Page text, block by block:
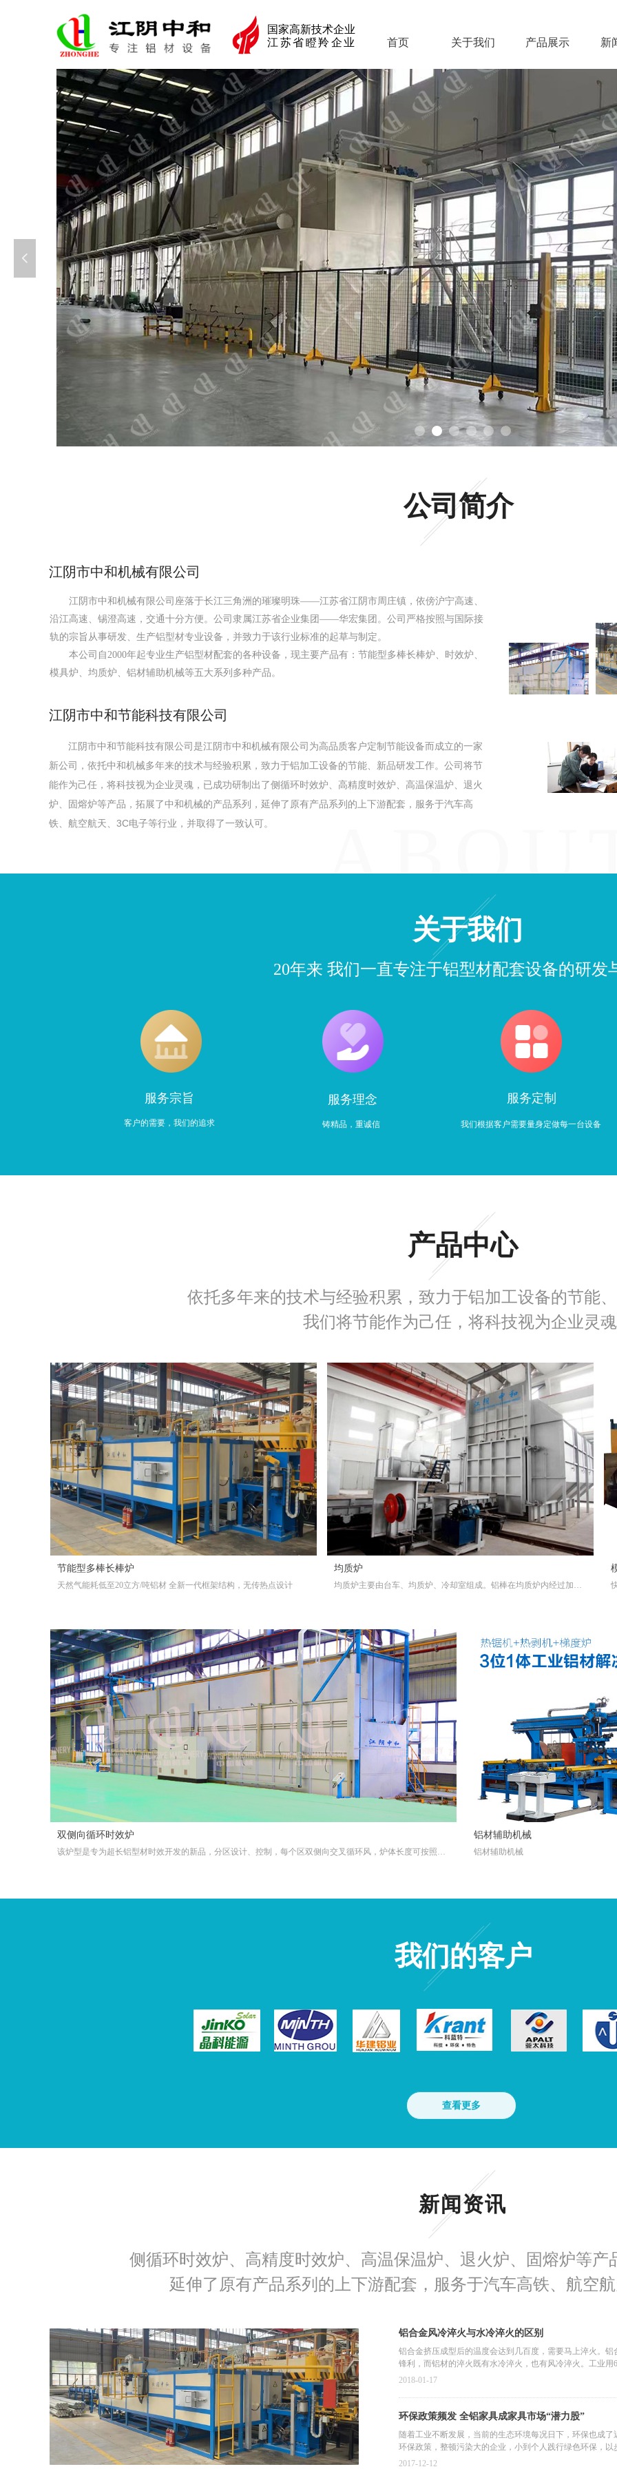
넳
首页 关于我们 产品展示 新
国家高新技术企业
江苏省瞪羚企业
江阴市中和机械有限公司座落于长江三角洲的璀璨明珠——江苏省江阴市周庄镇，依傍沪宁高速、
沿江高速、锡澄高速，交通十分方便。公司隶属江苏省企业集团——华宏集团。公司严格按照与国际接
轨的宗旨从事研发、生产铝型材专业设备，并致力于该行业标准的起草与制定。
本公司自2000年起专业生产铝型材配套的各种设备，现主要产品有：节能型多棒长棒炉、时效炉、
模具炉、均质炉、铝材辅助机械等五大系列多种产品。
江阴市中和机械有限公司
产品中心
关于我们
20年来 我们一直专注于铝型材配套设备的研发
服务宗旨 服务定制
客户的需要，我们的追求 铸精品，重诚信 我们根据客户需要量身定做每一台设备
服务理念
依托多年来的技术与经验积累，致力于铝加工设备的节能
我们将节能作为己任，将科技视为企业灵魂
公司简介
新闻资讯
侧循环时效炉、高精度时效炉、高温保温炉、退火炉、固熔炉等产
延伸了原有产品系列的上下游配套，服务于汽车高铁、航空
铝合金风冷淬火与水冷淬火的区别
铝合金挤压成型后的温度会达到几百度，需要马上淬火。
锋利，而铝材的淬火既有水冷淬火，也有风冷淬火。工业
一定时间，铝型材内部结晶重新排列，机械强度明显提高
2018-01-17
环保政策频发 全铝家具成家具市场“潜力股”
随着工业不断发展，当前的生态环境每况日下，环保也成
环保政策，整顿污染大的企业，小到个人践行绿色环保，
2017-12-12
江阴市中和节能科技有限公司
江阴市中和节能科技有限公司是江阴市中和机械有限公司为高品质客户定制节能设备而成立的一家
新公司，依托中和机械多年来的技术与经验积累，致力于铝加工设备的节能、新品研发工作。公司将节
能作为己任，将科技视为企业灵魂，已成功研制出了侧循环时效炉、高精度时效炉、高温保温炉、退火
炉、固熔炉等产品，拓展了中和机械的产品系列，延伸了原有产品系列的上下游配套，服务于汽车高
铁、航空航天、3C电子等行业，并取得了一致认可。
我们的客户
查看更多
节能型多棒长棒炉
天然气能耗低至20立方/吨铝材 全新一代框架结构，无传热点设计
均质炉
均质炉主要由台车、均质炉、冷却室组成。铝棒在均质炉内经过加温与保温后，使得铝棒金相组织变化并均匀化，经台车运输，到达冷却室后通过水冷急剧冷却，从而获得的效果，是目前铝挤压行业逐渐推行的一种工艺
双侧向循环时效炉
该炉型是专为超长铝型材时效开发的新品，分区设计、控制，每个区双侧向交叉循环风，炉体长度可按照客户要求任意加长。
铝材辅助机械
铝材辅助机械